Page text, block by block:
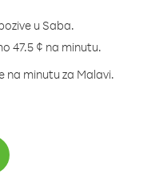
u Saba.
47.5 ¢ na minutu.
na minutu za Malavi.